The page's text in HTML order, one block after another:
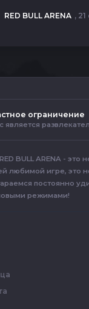
RED BULL ARENA ,
ограничение
является
BULL ARENA - это
любимой игре, это
постоянно
режимами!